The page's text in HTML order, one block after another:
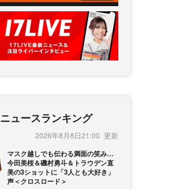
ニュースランキング
2026年8月8日21:00
マスク越しでも伝わる満面の笑み…
今田美桜＆磯村勇斗＆トラウデン直
美の3ショットに「3人とも大好き」
声＜クロスロード＞